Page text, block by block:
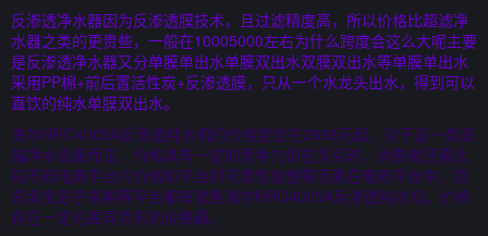
反渗透净水器因为反渗透膜技术，且过滤精度高，所以价格比超滤净
水器之类的更贵些，一般在10005000左右为什么跨度会这么大呢主要
是反渗透净水器又分单膜单出水单膜双出水双膜双出水等单膜单出水
采用PP棉+前后置活性炭+反渗透膜，只从一个水龙头出水，得到可以
直饮的纯水单膜双出水。
海尔HRO4005A反渗透纯水机的价格定位在2898元起，对于这一类高
端净水设备而言，价格具有一定的竞争力但在购买时，消费者还需比
较不同电商平台的价格和平台的可靠性信誉等因素在电商平台中，京
东淘宝苏宁易购等平台都有销售海尔HRO4005A反渗透纯水机，价格
存在一定的差异京东的价格最。